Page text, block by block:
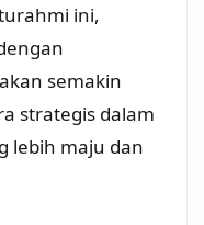
ini,
semakin
strategis dalam
lebih maju dan